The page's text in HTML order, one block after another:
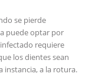
se pierde
puede optar por
requiere
los dientes sean
instancia, a la rotura.